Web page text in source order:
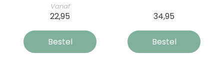
Vanaf
22,95
Bestel
34,95
Bestel